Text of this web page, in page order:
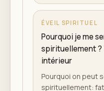
ÉVEIL SPIRITUEL
Pourquoi je me
spirituellement ?
intérieur
Pourquoi on peut
spirituellement: